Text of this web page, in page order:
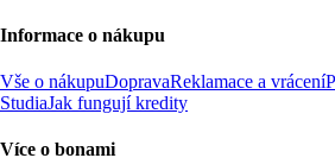
Informace o nákupu
Vše o nákupuDopravaReklamace a vrácení
StudiaJak fungují kredity
Více o bonami